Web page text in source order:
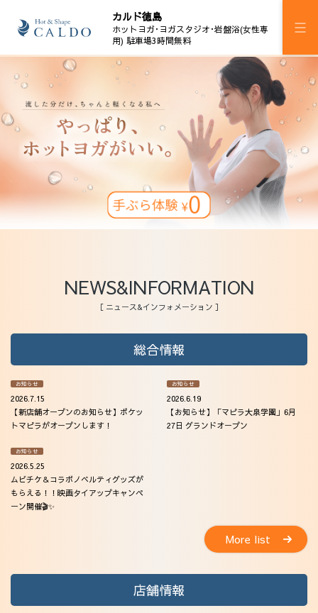
カルド徳島
ホットヨガ･ヨガスタジオ･岩盤浴(女性専
用) 駐車場3時間無料
施設案内
プログラム
スケジュール
岩盤浴
料金
NEWS&INFORMATION
［ ニュース&インフォメーション ］
総合情報
お知らせ
2026.7.15
【新店舗オープンのお知らせ】ポケッ
トマピラがオープンします！
お知らせ
2026.6.19
【お知らせ】「マピラ大泉学園」6月
27日 グランドオープン
お知らせ
2026.5.25
ムビチケ＆コラボノベルティグッズが
もらえる！！映画タイアップキャンペ
ーン開催🎬✨
More list
店舗情報